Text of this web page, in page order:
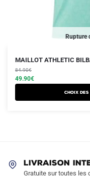
Rupture
MAILLOT ATHLETIC
84.90€
Le
prix
initial
était :
49.90€
Le
prix
actuel
est :
Choix
Ce
produit
a
choisies
LIVRAISON
Gratuite sur toutes les